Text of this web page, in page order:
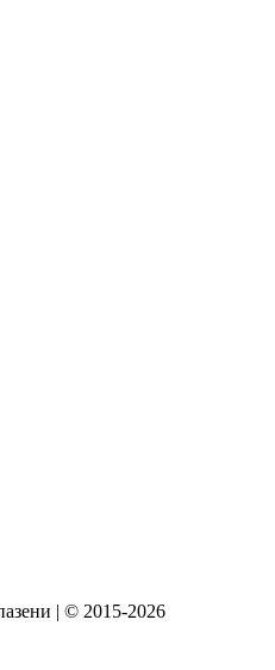
| © 2015-2026